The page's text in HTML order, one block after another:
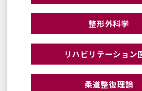
整形外科学
リハビリテーション
柔道整復理論